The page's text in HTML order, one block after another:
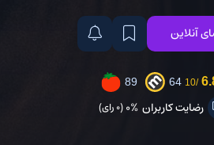
آنلاین
/10
64
89
رضایت کاربران 0%(0 رای)